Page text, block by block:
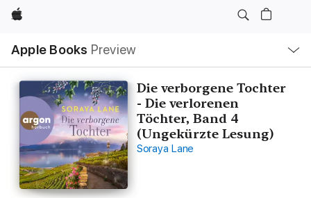
Apple
Apple Books Preview
Nav
Open
Menu
Die verborgene Tochter
- Die verlorenen
Töchter, Band 4
(Ungekürzte Lesung)
Soraya Lane